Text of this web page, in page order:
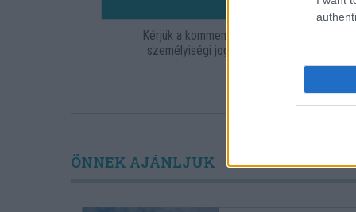
Kérjük a kommentelőket, hogy
személyiségi jogait sérthetik. Egyben
címeket a
ÖNNEK AJÁNLJUK